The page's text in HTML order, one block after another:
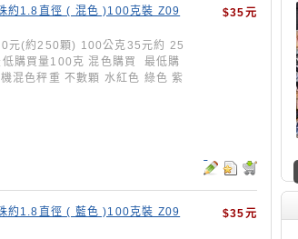
$35元
約1.8直徑 ( 混色 )100克裝 Z09
元(約250顆) 100公克35元約 25
低購買量100克 混色購買 最低購
混色秤重 不數顆 水紅色 綠色 紫
$35元
約1.8直徑 ( 藍色 )100克裝 Z09